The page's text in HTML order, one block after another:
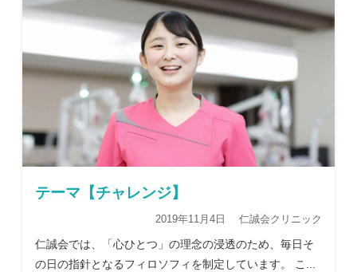
テーマ【チャレンジ】
2019年11月4日 仁誠会クリニック
仁誠会では、「心ひとつ」の理念の浸透のため、毎日そ
の日の指針となるフィロソフィを制定しています。 こ...